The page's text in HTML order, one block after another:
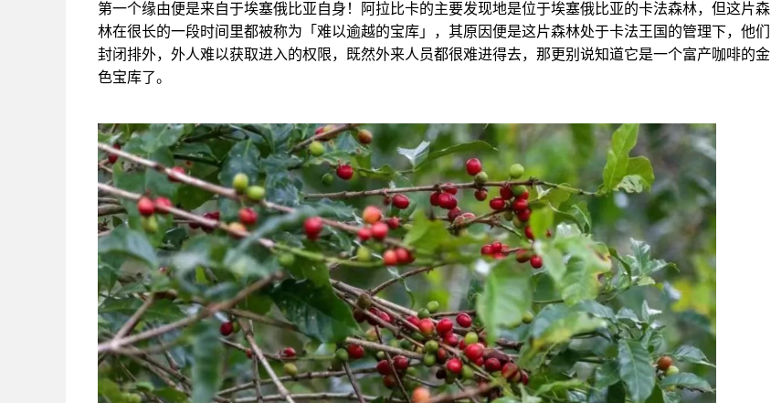
第一个缘由便是来自于埃塞俄比亚自身！阿拉比卡的主要发现地是位于埃塞俄比亚的卡法森林，但这片森
林在很长的一段时间里都被称为「难以逾越的宝库」，其原因便是这片森林处于卡法王国的管理下，他们
封闭排外，外人难以获取进入的权限，既然外来人员都很难进得去，那更别说知道它是一个富产咖啡的金
色宝库了。